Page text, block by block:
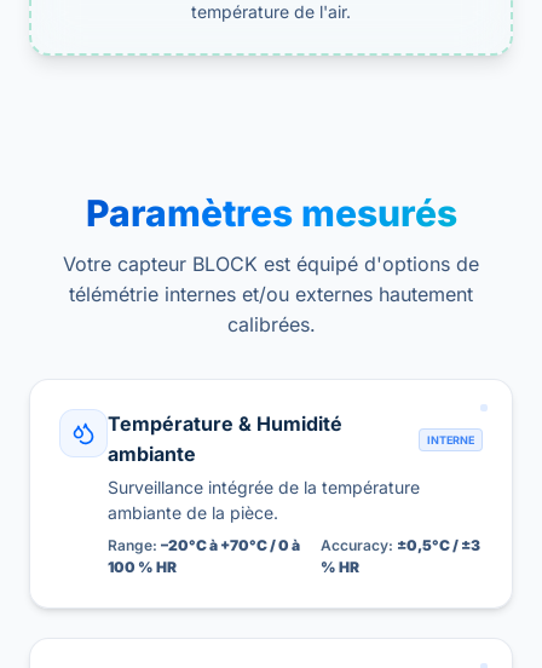
température de l'air.
Paramètres mesurés
Votre capteur BLOCK est équipé d'options de
télémétrie internes et/ou externes hautement
calibrées.
Température & Humidité
ambiante
INTERNE
Surveillance intégrée de la température
ambiante de la pièce.
Range: –20°C à +70°C / 0 à
100 % HR
Accuracy: ±0,5°C / ±3
% HR